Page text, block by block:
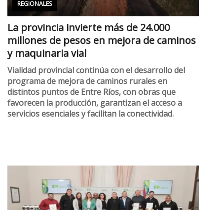
REGIONALES
La provincia invierte más de 24.000
millones de pesos en mejora de caminos
y maquinaria vial
Vialidad provincial continúa con el desarrollo del
programa de mejora de caminos rurales en
distintos puntos de Entre Ríos, con obras que
favorecen la producción, garantizan el acceso a
servicios esenciales y facilitan la conectividad.